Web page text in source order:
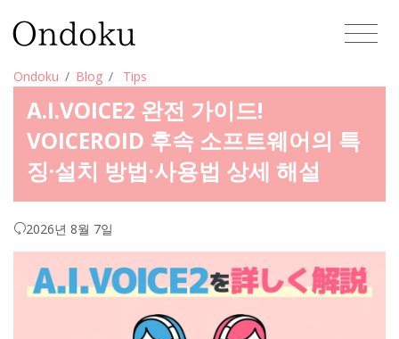
Ondoku Blog Tips
A.I.VOICE2 완전 가이드!
VOICEROID 후속 소프트웨어의 특
징·설치 방법·사용법 상세 해설
2026년 8월 7일